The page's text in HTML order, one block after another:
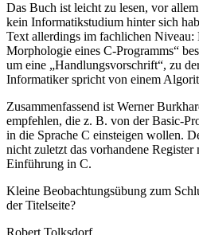
Das Buch ist leicht zu lesen, vor
kein Informatikstudium hinter sich
Text allerdings im fachlichen Niveau:
Morphologie eines C-Programms“
um eine „Handlungsvorschrift“, zu
Informatiker spricht von einem
Zusammenfassend ist Werner
empfehlen, die z. B. von der Basic-
in die Sprache C einsteigen wollen.
nicht zuletzt das vorhandene Register
Einführung in C.
Kleine Beobachtungsübung zum
der Titelseite?
Robert Tolksdorf